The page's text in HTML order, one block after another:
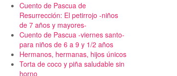
Cuento de Pascua de
Resurrección: El petirrojo -niños
de 7 años y mayores-
Cuento de Pascua -viernes santo-
para niños de 6 a 9 y 1/2 años
Hermanos, hermanas, hijos únicos
Torta de coco y piña saludable sin
horno